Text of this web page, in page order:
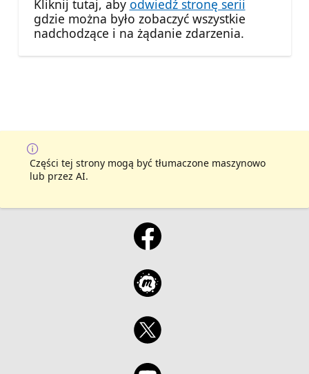
Kliknij tutaj, aby odwiedź stronę serii
gdzie można było zobaczyć wszystkie
nadchodzące i na żądanie zdarzenia.
Części tej strony mogą być tłumaczone maszynowo
lub przez AI.